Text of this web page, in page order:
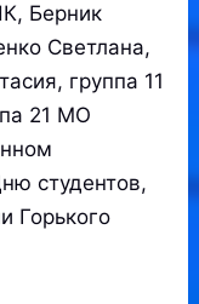
Берник
Светлана,
группа 11
21 МО
студентов,
Горького